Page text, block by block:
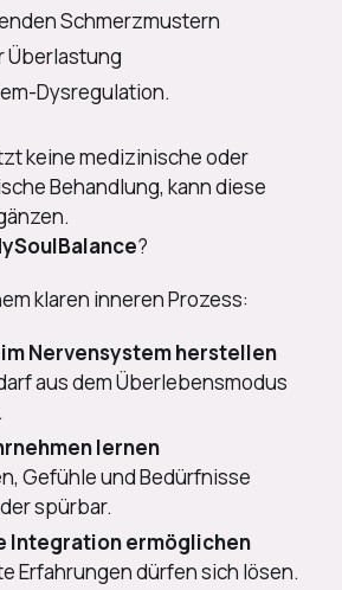
Schmerzmustern
Überlastung
Dysregulation.
keine medizinische oder
Behandlung, kann diese
?
klaren inneren Prozess:
Nervensystem herstellen
aus dem Überlebensmodus
lernen
Gefühle und Bedürfnisse
spürbar.
Integration ermöglichen
Erfahrungen dürfen sich lösen.